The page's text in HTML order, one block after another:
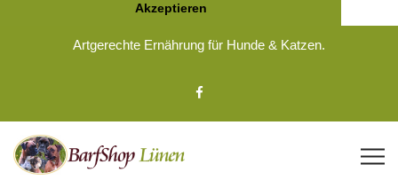
Akzeptieren
Artgerechte Ernährung für Hunde & Katzen.